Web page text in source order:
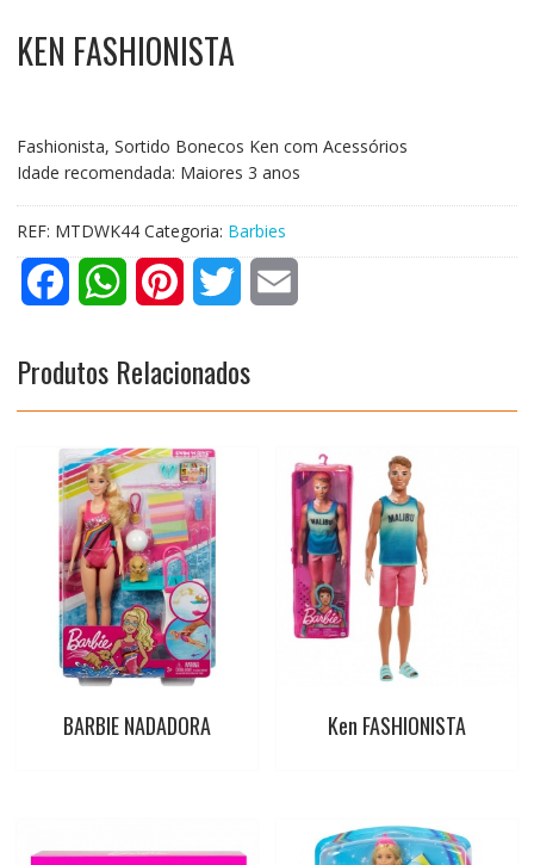
KEN FASHIONISTA
Fashionista, Sortido Bonecos Ken com Acessórios
Idade recomendada: Maiores 3 anos
REF: MTDWK44 Categoria: Barbies
c
b
o
o
k
W
a
s
A
p
p
n
e
r
e
s
t
i
l
Produtos Relacionados
BARBIE NADADORA Ken FASHIONISTA